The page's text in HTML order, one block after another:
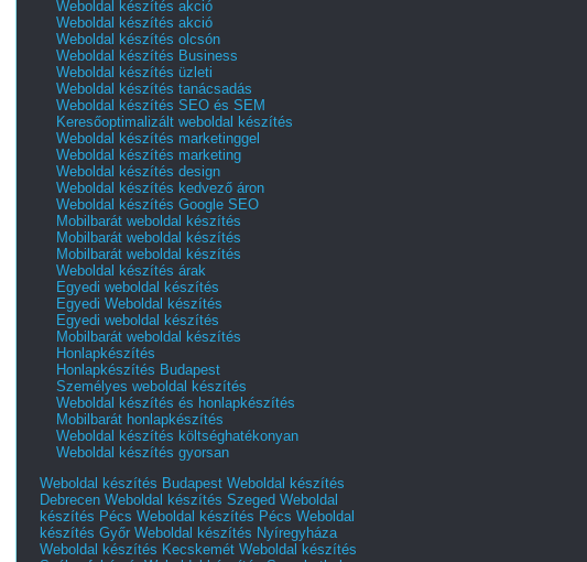
Weboldal készítés akció
Weboldal készítés akció
Weboldal készítés olcsón
Weboldal készítés Business
Weboldal készítés üzleti
Weboldal készítés tanácsadás
Weboldal készítés SEO és SEM
Keresőoptimalizált weboldal készítés
Weboldal készítés marketinggel
Weboldal készítés marketing
Weboldal készítés design
Weboldal készítés kedvező áron
Weboldal készítés Google SEO
Mobilbarát weboldal készítés
Mobilbarát weboldal készítés
Mobilbarát weboldal készítés
Weboldal készítés árak
Egyedi weboldal készítés
Egyedi Weboldal készítés
Egyedi weboldal készítés
Mobilbarát weboldal készítés
Honlapkészítés
Honlapkészítés Budapest
Személyes weboldal készítés
Weboldal készítés és honlapkészítés
Mobilbarát honlapkészítés
Weboldal készítés költséghatékonyan
Weboldal készítés gyorsan
Weboldal készítés Budapest Weboldal készítés
Debrecen Weboldal készítés Szeged Weboldal
készítés Pécs Weboldal készítés Pécs Weboldal
készítés Győr Weboldal készítés Nyíregyháza
Weboldal készítés Kecskemét Weboldal készítés